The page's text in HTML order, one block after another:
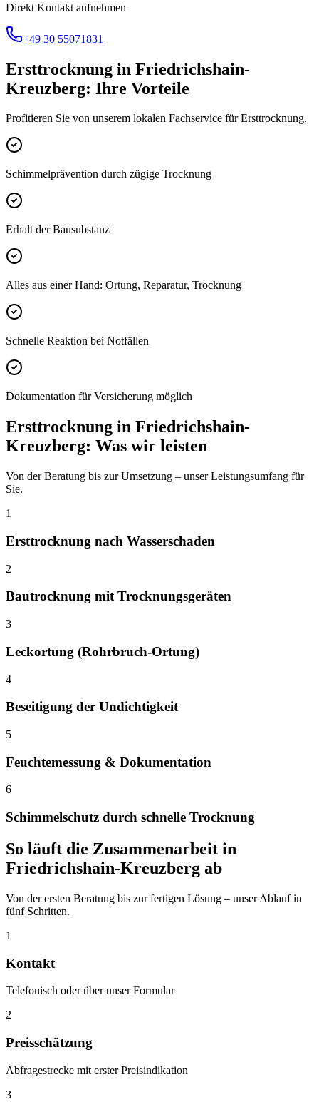
Direkt Kontakt aufnehmen
+49 30 55071831
Ersttrocknung in Friedrichshain-
Kreuzberg: Ihre Vorteile
Profitieren Sie von unserem lokalen Fachservice fürErsttrocknung.
Schimmelprävention durch zügige Trocknung
Erhalt der Bausubstanz
Alles aus einer Hand: Ortung, Reparatur, Trocknung
Schnelle Reaktion bei Notfällen
Dokumentation für Versicherung möglich
Ersttrocknung in Friedrichshain-
Kreuzberg: Was wir leisten
Von der Beratung bis zur Umsetzung – unser Leistungsumfang für
Sie.
1
Ersttrocknung nach Wasserschaden
2
Bautrocknung mit Trocknungsgeräten
3
Leckortung (Rohrbruch-Ortung)
4
Beseitigung der Undichtigkeit
5
Feuchtemessung & Dokumentation
6
Schimmelschutz durch schnelle Trocknung
So läuft die Zusammenarbeit in
Friedrichshain-Kreuzberg ab
Von der ersten Beratung bis zur fertigen Lösung – unser Ablauf in
fünf Schritten.
1
Kontakt
Telefonisch oder über unser Formular
2
Preisschätzung
Abfragestrecke mit erster Preisindikation
3